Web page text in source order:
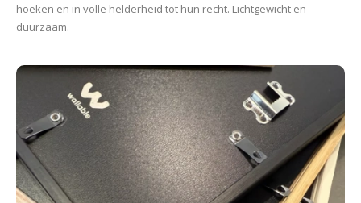
hoeken en in volle helderheid tot hun recht. Lichtgewicht en
duurzaam.